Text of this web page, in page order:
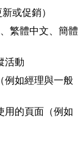
或促銷）
繁體中文、簡體
活動
例如經理與一般
用的頁面（例如